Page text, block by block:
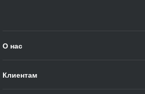
О нас
Клиентам